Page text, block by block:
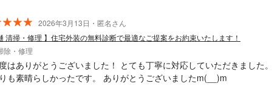
2026年3月13日・匿名さん
清掃・修理 】住宅外装の無料診断で最適なご提案をお約束いたします！
除・修理
はありがとうございました！ とても丁寧に対応していただきました
も素晴らしかったです。 ありがとうございましたm(__)m